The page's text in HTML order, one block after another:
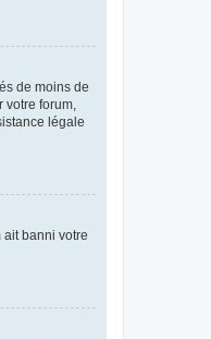
de moins de
forum,
légale
ait banni votre